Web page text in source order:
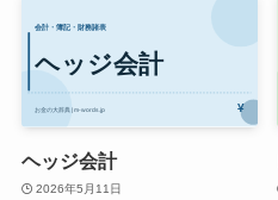
ヘッジ会計
2026年5月11日